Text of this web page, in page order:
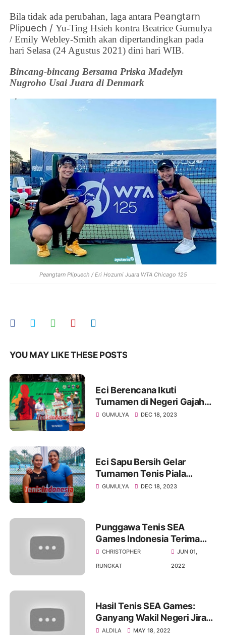
Bila tidak ada perubahan, laga antara Peangtarn
Plipuech /Yu-Ting Hsieh kontraBeatrice Gumulya
/Emily Webley-Smith akan dipertandingkan pada
hari Selasa (24 Agustus 2021) dini hari WIB.
Bincang-bincang Bersama Priska Madelyn
Nugroho Usai Juara di Denmark
Peangtarn Plipuech / Eri Hozumi Juara WTA Chicago 125
YOU MAY LIKE THESE POSTS
Eci Berencana Ikuti
Turnamen di Negeri Gajah
Putih Usai Juarai Piala
GUMULYA DEC 18, 2023
Eci Sapu Bersih Gelar
Turnamen Tenis Piala
Gubernur DKI Jakarta
GUMULYA DEC 18, 2023
Punggawa Tenis SEA
Games Indonesia Terima
Tanda Mata dari H. Djan
Faridz
CHRISTOPHER
RUNGKAT
JUN 01,
2022
Hasil Tenis SEA Games:
Ganyang Wakil Negeri Jiran,
Rifqi Fitriadi Melesat ke
ALDILA MAY 18, 2022